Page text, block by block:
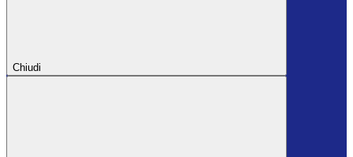
Chiudi